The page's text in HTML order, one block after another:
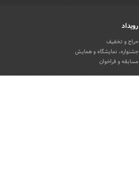
رویداد
حراج و تخفیف
جشنواره، نمایشگاه و همایش
مسابقه و فراخوان